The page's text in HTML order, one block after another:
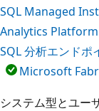
SQL Managed
Analytics
SQL 分析エンドポ
Microsoft
システム型とユー